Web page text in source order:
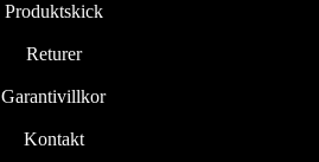
Produktskick
Returer
Garantivillkor
Kontakt